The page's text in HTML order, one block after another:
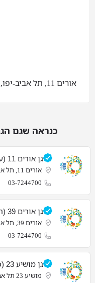
אורים 11, תל אביב-יפו, ישראל-יפו, ישראל
כנראה שגם
גן אורים 11 (עא)
אורים 11, תל אביב-יפו, ישראל-יפו, ישראל
03-7244700
גן אורים 39 (רפא)
אורים 39, תל אביב-יפו, ישראל-יפו, ישראל
03-7244700
גן מושיע 23 (כדח-אשכול)
מושיע 23 תל אביב